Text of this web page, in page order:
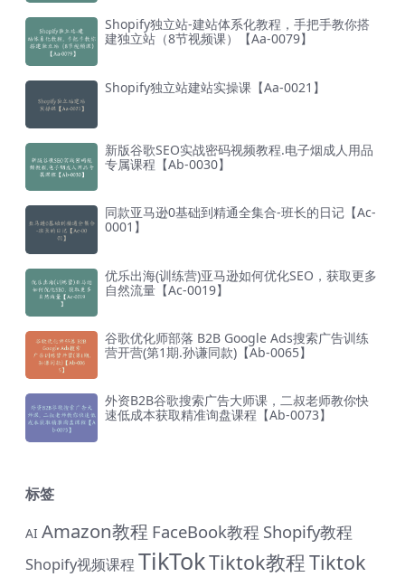
Shopify独立站-建站体系化教程，手把手教你搭
建独立站（8节视频课）【Aa-0079】
Shopify独立站建站实操课【Aa-0021】
新版谷歌SEO实战密码视频教程.电子烟成人用品
专属课程【Ab-0030】
同款亚马逊0基础到精通全集合-班长的日记【Ac-
0001】
优乐出海(训练营)亚马逊如何优化SEO，获取更多
自然流量【Ac-0019】
谷歌优化师部落 B2B Google Ads搜索广告训练
营开营(第1期.孙谦同款)【Ab-0065】
外资B2B谷歌搜索广告大师课，二叔老师教你快
速低成本获取精准询盘课程【Ab-0073】
标签
AI Amazon教程 FaceBook教程 Shopify教程
Shopify视频课程 TikTokTiktok教程Tiktok